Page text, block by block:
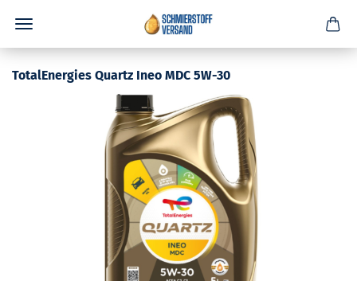
TotalEnergies Quartz Ineo MDC 5W-30